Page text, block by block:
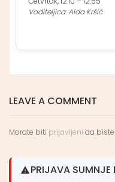
Voditeljica: Aida Kršić
LEAVE A COMMENT
Morate biti prijavljeni da
PRIJAVA SUMNJE